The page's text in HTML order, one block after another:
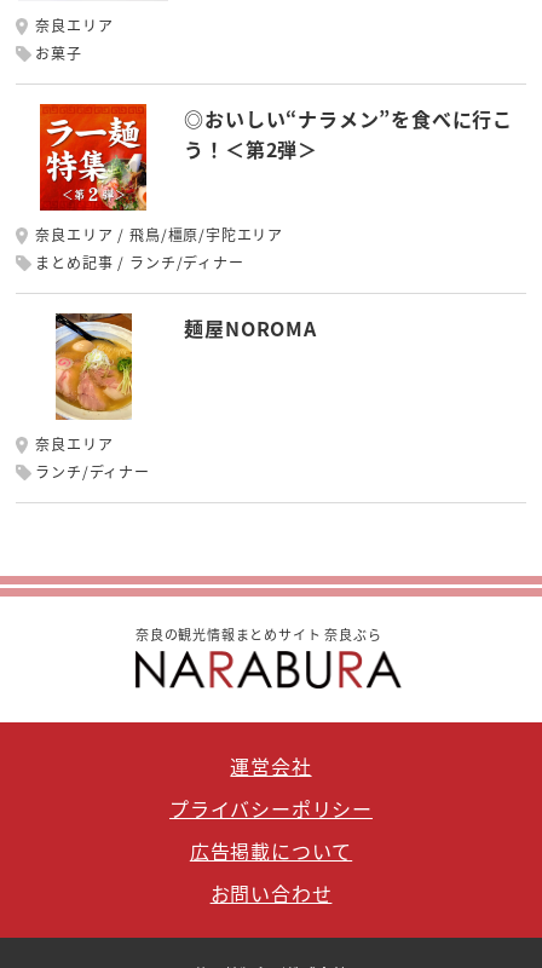
奈良エリア
お菓子
◎おいしい“ナラメン”を食べに行こ
う！＜第2弾＞
奈良エリア
飛鳥/橿原/宇陀エリア
まとめ記事
ランチ/ディナー
麺屋NOROMA
奈良エリア
ランチ/ディナー
奈良の観光情報まとめサイト 奈良ぶら
運営会社
プライバシーポリシー
広告掲載について
お問い合わせ